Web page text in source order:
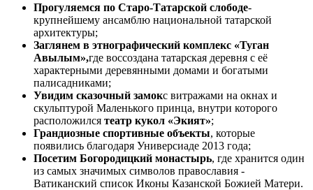
Прогуляемся по Старо-Татарской слободе-
крупнейшему ансамблю национальной татарской
архитектуры;
Заглянем в этнографический комплекс «Туган
Авылым»,где воссоздана татарская деревня с её
характерными деревянными домами и богатыми
палисадниками;
Увидим сказочный замокс витражами на окнах и
скульптурой Маленького принца, внутри которого
расположился театр кукол «Экият»;
Грандиозные спортивные объекты, которые
появились благодаря Универсиаде 2013 года;
Посетим Богородицкий монастырь, где хранится один
из самых значимых символов православия -
Ватиканский список Иконы Казанской Божией Матери.